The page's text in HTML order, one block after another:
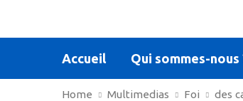
Accueil Qui sommes-nous
Home Multimedias Foi des